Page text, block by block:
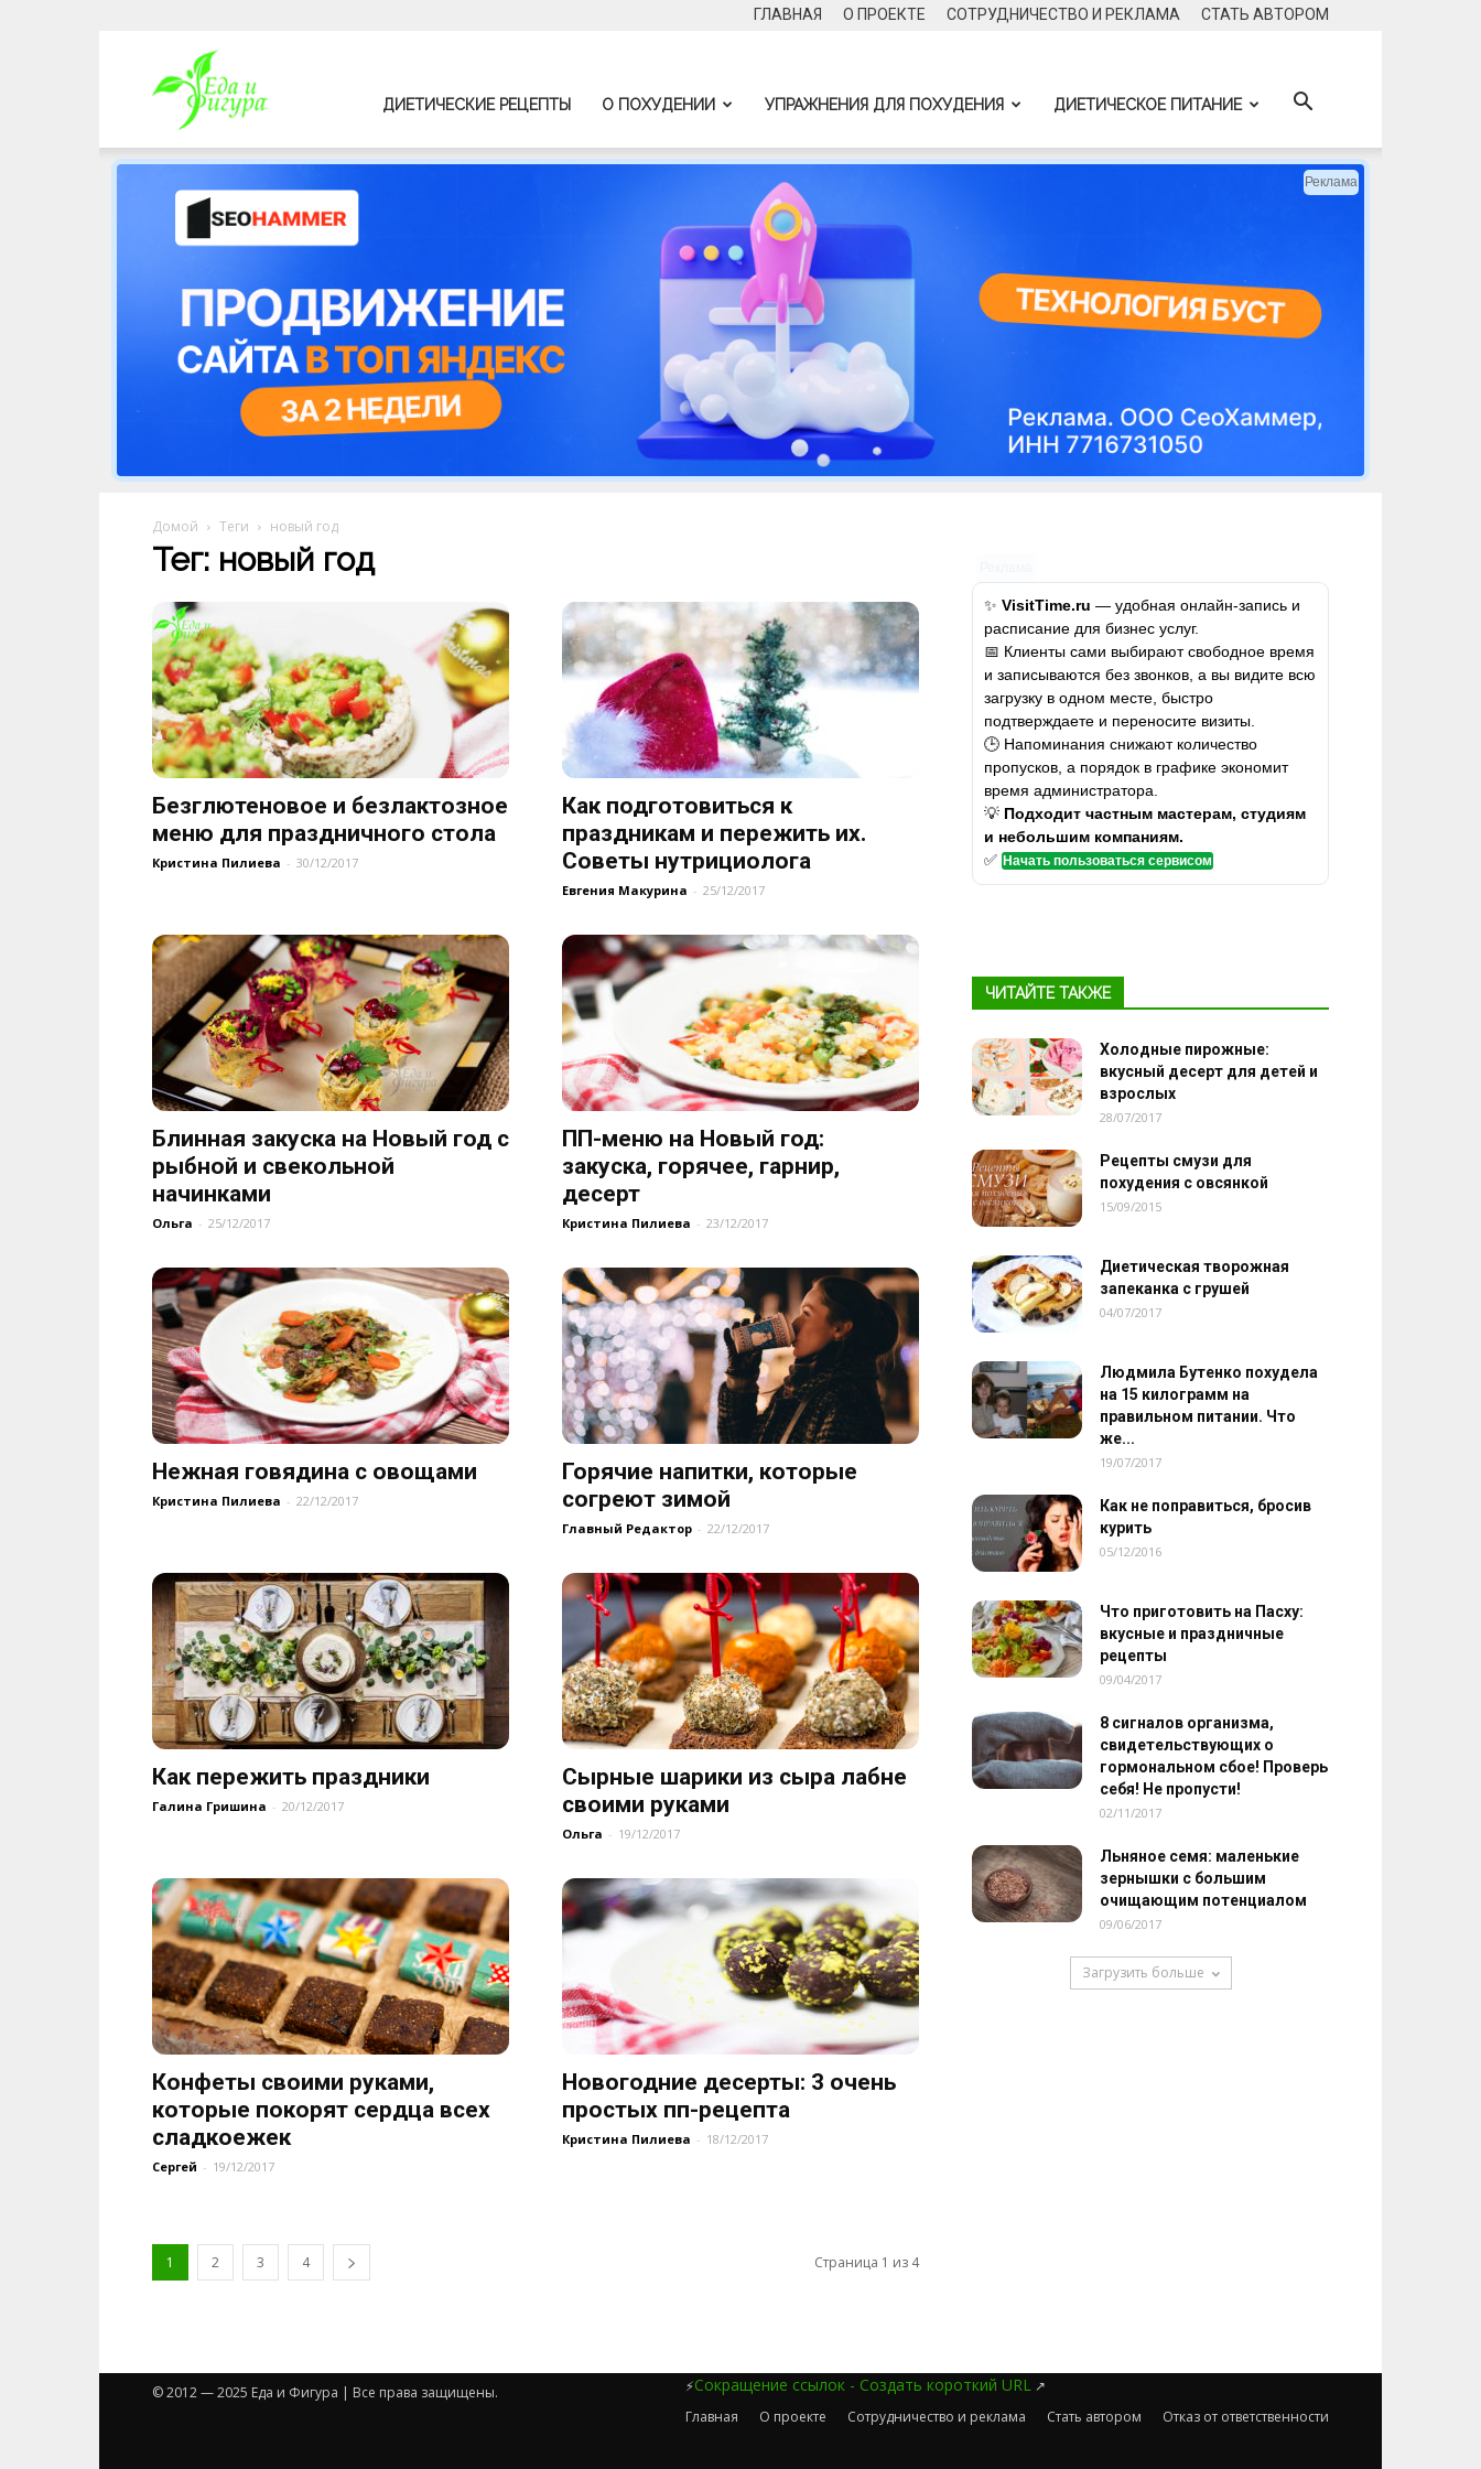
ГЛАВНАЯ О ПРОЕКТЕ СОТРУДНИЧЕСТВО И РЕКЛАМА CТАТЬ АВТОРОМ
фигура
ДИЕТИЧЕСКИЕ РЕЦЕПТЫ О ПОХУДЕНИИ УПРАЖНЕНИЯ ДЛЯ ПОХУДЕНИЯ ДИЕТИЧЕСКОЕ ПИТАНИЕ
Реклама
Домой Теги новый год
Тег: новый год
Безглютеновое и безлактозное
меню для праздничного стола
Кристина Пилиева - 30/12/2017
Как подготовиться к
праздникам и пережить их.
Советы нутрициолога
Евгения Макурина - 25/12/2017
Блинная закуска на Новый год с
рыбной и свекольной
начинками
Ольга - 25/12/2017
ПП-меню на Новый год:
закуска, горячее, гарнир,
десерт
Кристина Пилиева - 23/12/2017
Нежная говядина с овощами
Кристина Пилиева - 22/12/2017
Горячие напитки, которые
согреют зимой
Главный Редактор - 22/12/2017
Как пережить праздники
Галина Гришина - 20/12/2017
Сырные шарики из сыра лабне
своими руками
Ольга - 19/12/2017
Конфеты своими руками,
которые покорят сердца всех
сладкоежек
Сергей - 19/12/2017
Новогодние десерты: 3 очень
простых пп-рецепта
Кристина Пилиева - 18/12/2017
1 2 3 4 Страница 1 из 4
✨ VisitTime.ru — удобная онлайн-запись и
расписание для бизнес услуг.
📅 Клиенты сами выбирают свободное время
и записываются без звонков, а вы видите всю
загрузку в одном месте, быстро
подтверждаете и переносите визиты.
🕒 Напоминания снижают количество
пропусков, а порядок в графике экономит
время администратора.
💡 Подходит частным мастерам, студиям
и небольшим компаниям.
✅ Начать пользоваться сервисом
ЧИТАЙТЕ ТАКЖЕ
Холодные пирожные:
вкусный десерт для детей и
взрослых
28/07/2017
Рецепты смузи для
похудения с овсянкой
15/09/2015
Диетическая творожная
запеканка с грушей
04/07/2017
Людмила Бутенко похудела
на 15 килограмм на
правильном питании. Что
же...
19/07/2017
Как не поправиться, бросив
курить
05/12/2016
Что приготовить на Пасху:
вкусные и праздничные
рецепты
09/04/2017
8 сигналов организма,
свидетельствующих о
гормональном сбое! Проверь
себя! Не пропусти!
02/11/2017
Льняное семя: маленькие
зернышки с большим
очищающим потенциалом
09/06/2017
Загрузить больше
⚡Сокращение ссылок - Создать короткий URL ↗
Главная
О проекте Сотрудничество и реклама Cтать автором Отказ от ответственности
© 2012 — 2025 Еда и Фигура | Все права защищены.